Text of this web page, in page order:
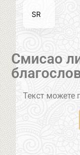
Смисао
Текст можете
SR
EN